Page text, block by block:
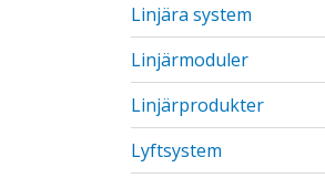
Linjära system
Linjärmoduler
Linjärprodukter
Lyftsystem